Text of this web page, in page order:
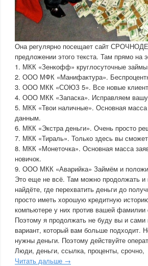
Она регулярно посещает сайт
предложении этого текста. Там прямо на
1. МКК «Зенкофф» круглосуточные займы
2. ООО МФК «Манифактура».
3. ООО МКК «СОЮЗ 5». Все новые
4. ООО МКК «Запаска». Исправляем
5. МКК «Твои наличные». Основная
данным.
6. МКК «Экстра деньги». Очень просто
7. МКК «Тираль». Только здесь вы
8. МКК «Монеточка». Основная масса
новичок.
9. ООО МКК «Аварийка» Займём и
Это еще не всё. Там можно продолжать
найдёте, где перехватить деньги до
просто иметь хорошую кредитную
компьютере у них против вашей фамилии
Поэтому я продолжать не буду вы и
вариант, который вам больше подходит.
нужны деньги. Поэтому действуйте
Люди, деньги, ссылка, проценты, срочно,
Читать дальше →